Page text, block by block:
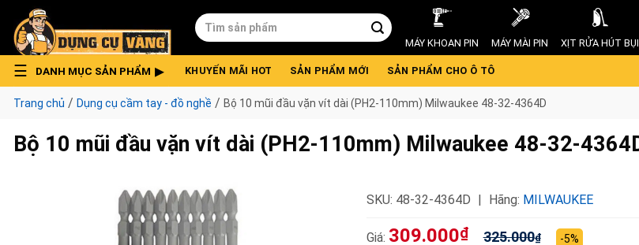
content
Tìm
kiếm:
MÁY KHOAN PIN MÁY MÀI PIN XỊT RỬA HÚT BỤI
DANH MỤC SẢN PHẨM KHUYẾN MÃI HOT SẢN PHẨM MỚI SẢN PHẨM CHO Ô TÔ
Trang chủ / Dụng cụ cầm tay - đồ nghề / Bộ 10 mũi đầu vặn vít dài (PH2-110mm) Milwaukee 48-32-4364D
Bộ 10 mũi đầu vặn vít dài (PH2-110mm) Milwaukee 48-32-
SKU: 48-32-4364D Hãng: MILWAUKEE
Giá: 309.000₫ 325.000₫ -5%